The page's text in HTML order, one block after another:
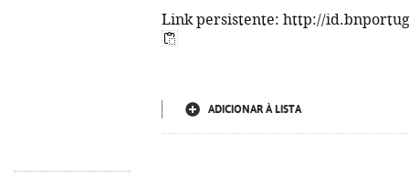
Link persistente: http://
ADICIONAR À LISTA